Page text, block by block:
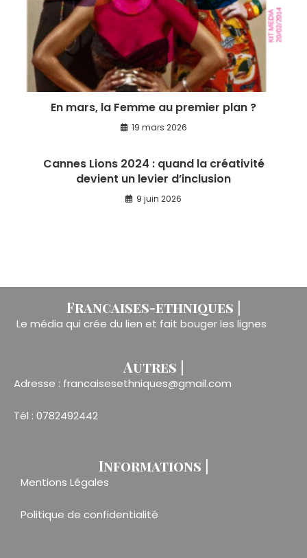
En mars, la Femme au premier plan ?
19 mars 2026
Cannes Lions 2024 : quand la créativité
devient un levier d’inclusion
9 juin 2026
Francaises-ethniques |
Le média qui crée du lien et fait bouger les lignes
Autres |
Adresse : francaisesethniques@gmail.com
Tél : 0782492442
Informations |
Mentions Légales
Politique de confidentialité